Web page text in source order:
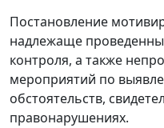
Постановление
надлежаще
контроля, а также
мероприятий по
обстоятельств,
правонарушениях.